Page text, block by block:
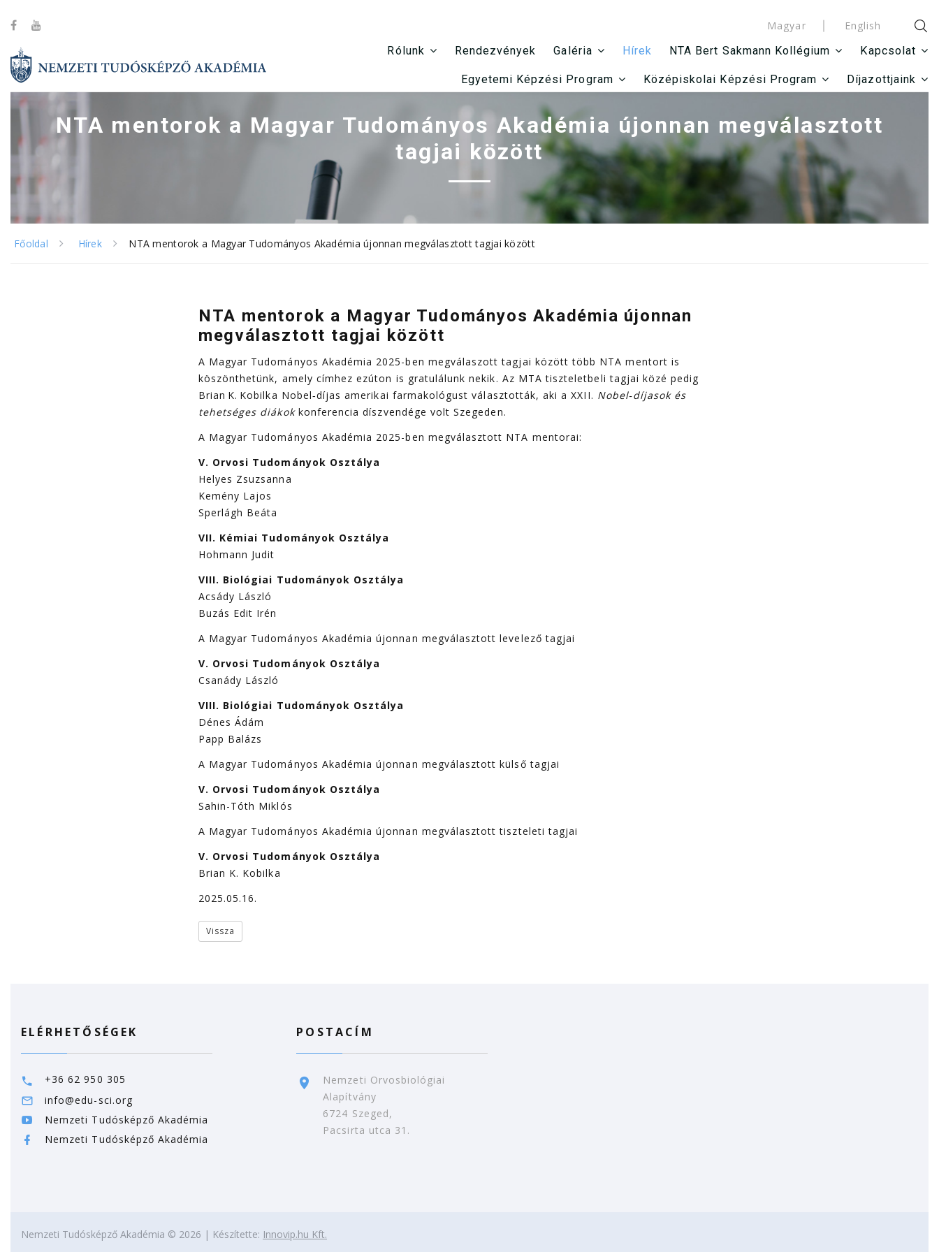
Magyar
English
Rólunk
Rendezvények Galéria Hírek NTA Bert Sakmann Kollégium Kapcsolat
Egyetemi Képzési Program Középiskolai Képzési Program Díjazottjaink
NTA mentorok a Magyar Tudományos Akadémia újonnan megválasztott
tagjai között
Főoldal Hírek NTA mentorok a Magyar Tudományos Akadémia újonnan megválasztott tagjai között
NTA mentorok a Magyar Tudományos Akadémia újonnan
megválasztott tagjai között
A Magyar Tudományos Akadémia 2025-ben megválaszott tagjai között több NTA mentort is
köszönthetünk, amely címhez ezúton is gratulálunk nekik. Az MTA tiszteletbeli tagjai közé pedig
Brian K. Kobilka Nobel‑díjas amerikai farmakológust választották, aki a XXII. Nobel‑díjasok és
tehetséges diákokkonferencia díszvendége volt Szegeden.
A Magyar Tudományos Akadémia 2025-ben megválasztott NTA mentorai:
V. Orvosi Tudományok Osztálya
Helyes Zsuzsanna
Kemény Lajos
Sperlágh Beáta
VII. Kémiai Tudományok Osztálya
Hohmann Judit
VIII. Biológiai Tudományok Osztálya
Acsády László
Buzás Edit Irén
A Magyar Tudományos Akadémia újonnan megválasztott levelező tagjai
V. Orvosi Tudományok Osztálya
Csanády László
VIII. Biológiai Tudományok Osztálya
Dénes Ádám
Papp Balázs
A Magyar Tudományos Akadémia újonnan megválasztott külső tagjai
V. Orvosi Tudományok Osztálya
Sahin-Tóth Miklós
A Magyar Tudományos Akadémia újonnan megválasztott tiszteleti tagjai
V. Orvosi Tudományok Osztálya
Brian K. Kobilka
2025.05.16.
Vissza
ELÉRHETŐSÉGEK
+36 62 950 305
info@edu-sci.org
Nemzeti Tudósképző Akadémia
Nemzeti Tudósképző Akadémia
POSTACÍM
Nemzeti Orvosbiológiai
Alapítvány
6724 Szeged,
Pacsirta utca 31.
Nemzeti Tudósképző Akadémia © 2026 | Készítette: Innovip.hu Kft.